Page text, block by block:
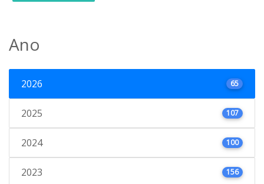
Ano
2026 65
2025 107
2024 100
2023 156